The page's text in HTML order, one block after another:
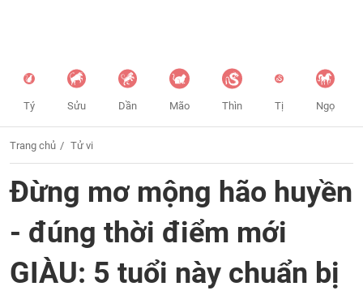
Tý Sửu Dần Mão Thìn Tị Ngọ
Trang chủ Tử vi
Đừng mơ mộng hão huyền
- đúng thời điểm mới
GIÀU: 5 tuổi này chuẩn bị